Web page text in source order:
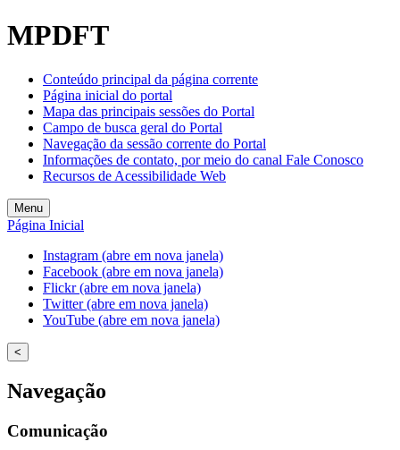
MPDFT
Conteúdo principal da página corrente
Página inicial do portal
Mapa das principais sessões do Portal
Campo de busca geral do Portal
Navegação da sessão corrente do Portal
Informações de contato, por meio do canal Fale Conosco
Recursos de Acessibilidade Web
Menu
Página Inicial
Instagram (abre em nova janela)
Facebook (abre em nova janela)
Flickr (abre em nova janela)
Twitter (abre em nova janela)
YouTube (abre em nova janela)
<
Navegação
Comunicação